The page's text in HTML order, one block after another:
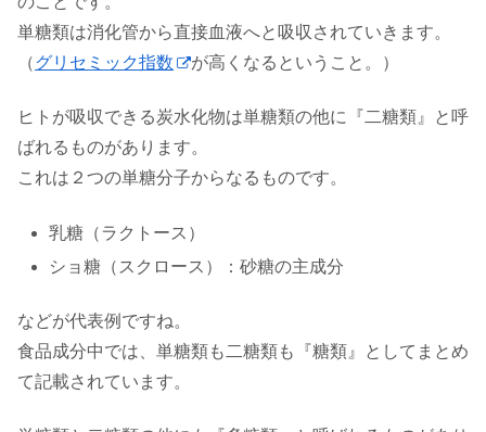
単糖類は消化管から直接血液へと吸収されていきます。
（グリセミック指数 が高くなるということ。）
ヒトが吸収できる炭水化物は単糖類の他に『二糖類』と呼
ばれるものがあります。
これは２つの単糖分子からなるものです。
乳糖（ラクトース）
ショ糖（スクロース）：砂糖の主成分
などが代表例ですね。
食品成分中では、単糖類も二糖類も『糖類』としてまとめ
て記載されています。